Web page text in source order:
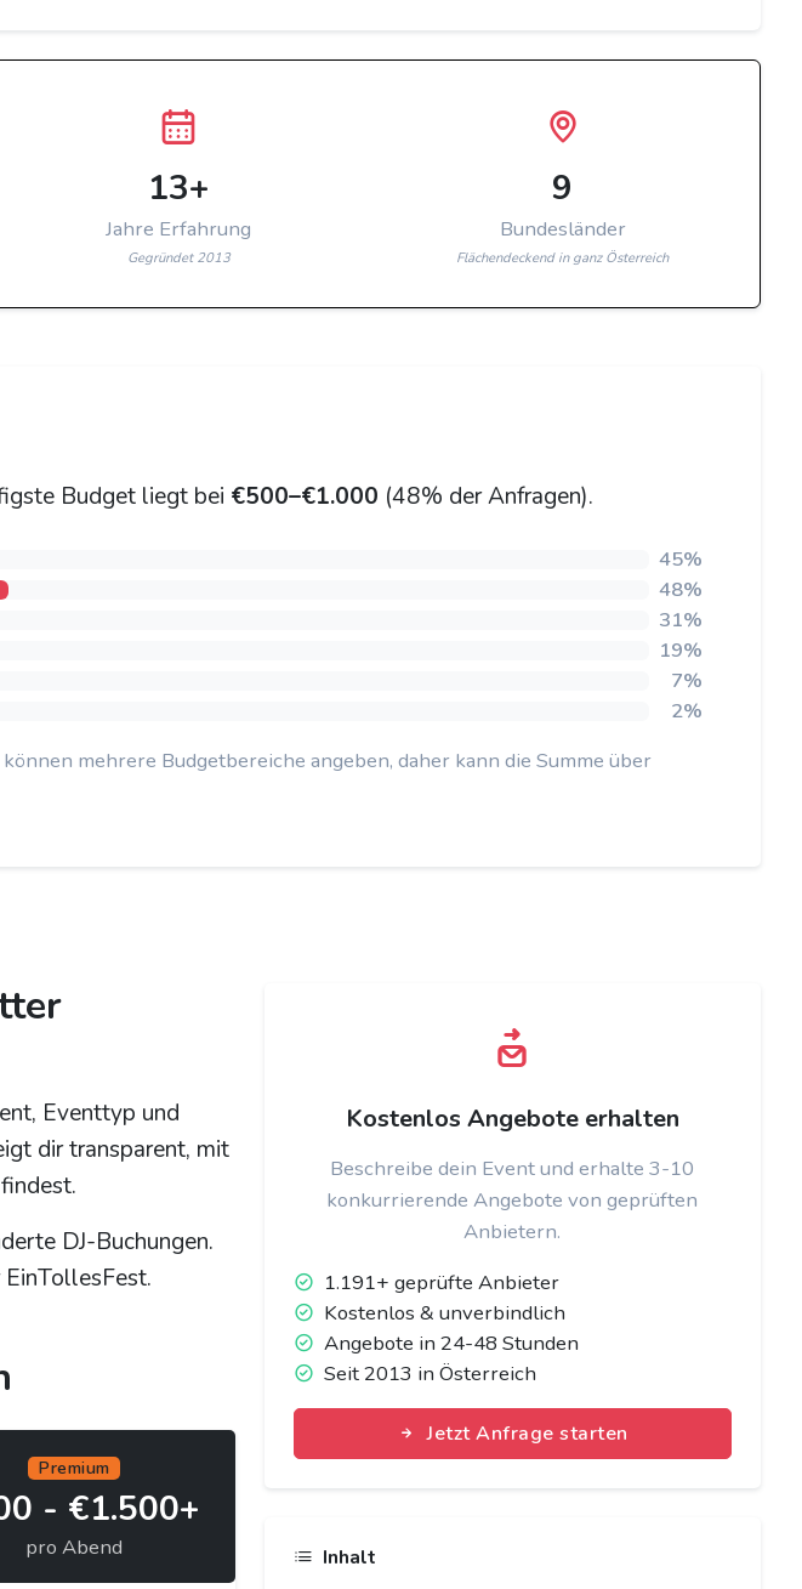
13+
Jahre Erfahrung
Gegründet 2013
9
Bundesländer
Flächendeckend in ganz Österreich
Budget liegt bei €500–€1.000 (48% der Anfragen).
45%
48%
31%
19%
7%
2%
mehrere Budgetbereiche angeben, daher kann die Summe über
Eventtyp und
dir transparent, mit
DJ-Buchungen.
Premium
- €1.500+
pro Abend
Kostenlos Angebote erhalten
Beschreibe dein Event und erhalte 3-10
konkurrierende Angebote von geprüften
Anbietern.
1.191+ geprüfte Anbieter
Kostenlos & unverbindlich
Angebote in 24-48 Stunden
Seit 2013 in Österreich
Jetzt Anfrage starten
Inhalt